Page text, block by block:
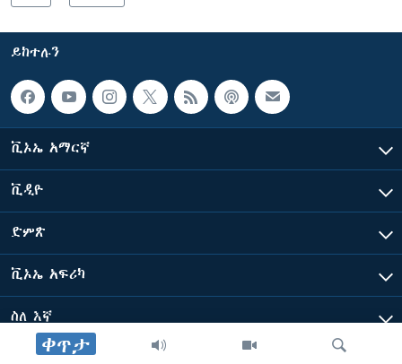
ቀጥታ
ይከተሉን
ቪኦኤ አማርኛ
ቪዲዮ
ድምጽ
ቪኦኤ አፍሪካ
ስለ እኛ